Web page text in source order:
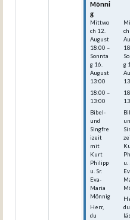
Mönni
g
Mittwo
ch 12.
August
18:00 –
Sonnta
g 16.
August
13:00
18:00 –
13:00
Bibel-
und
Singfre
izeit
mit
Kurt
Philipp
u. Sr.
Eva-
Maria
Mönnig
Herr,
du
ch
g
u.
du